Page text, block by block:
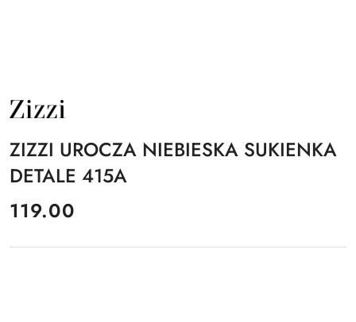
NAZWA
PRODUCENTA:
ZIZZI UROCZA NIEBIESKA SUKIENKA
DETALE 415A
cena:
119.00